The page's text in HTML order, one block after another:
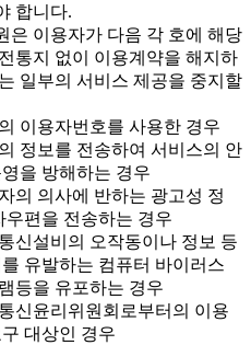
합니다.
이용자가 다음 각 호에 해당
통지 없이 이용계약을 해지하
일부의 서비스 제공을 중지할
이용자번호를 사용한 경우
정보를 전송하여 서비스의 안
을 방해하는 경우
의 의사에 반하는 광고성 정
우편을 전송하는 경우
신설비의 오작동이나 정보 등
유발하는 컴퓨터 바이러스
등을 유포하는 경우
신윤리위원회로부터의 이용
대상인 경우